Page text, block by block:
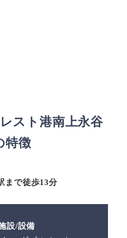
スト港南上永谷
特徴
まで徒歩13分
設/設備